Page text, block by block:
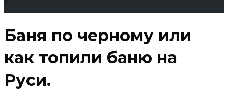
Баня по черному или
как топили баню на
Руси.